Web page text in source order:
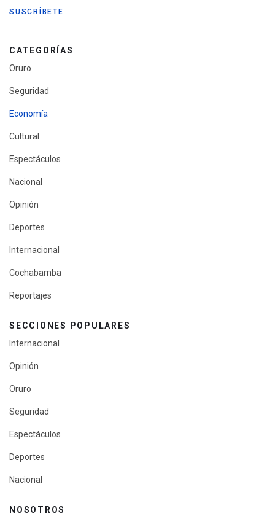
CATEGORÍAS
Oruro
Seguridad
Economía
Cultural
Espectáculos
Nacional
Opinión
Deportes
Internacional
Cochabamba
Reportajes
SECCIONES POPULARES
Internacional
Opinión
Oruro
Seguridad
Espectáculos
Deportes
Nacional
NOSOTROS